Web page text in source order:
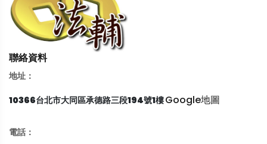
聯絡資料
地址：
10366台北市大同區承德路三段194號1樓Google地圖
電話：